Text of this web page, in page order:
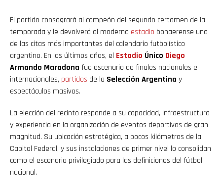
El partido consagrará al campeón del segundo certamen de la
temporada y le devolverá al moderno estadio bonaerense una
de las citas más importantes del calendario futbolístico
argentino. En los últimos años, el Estadio Único Diego
Armando Maradona fue escenario de finales nacionales e
internacionales, partidos de la Selección Argentina y
espectáculos masivos.
La elección del recinto responde a su capacidad, infraestructura
y experiencia en la organización de eventos deportivos de gran
magnitud. Su ubicación estratégica, a pocos kilómetros de la
Capital Federal, y sus instalaciones de primer nivel lo consolidan
como el escenario privilegiado para las definiciones del fútbol
nacional.